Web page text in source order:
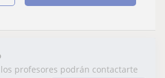
profesores podrán contactarte